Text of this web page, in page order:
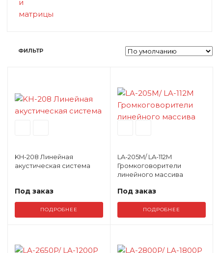
ФИЛЬТР
KH-208 Линейная
акустическая система
Под заказ
ПОДРОБНЕЕ
LA-205M/ LA-112M
Громкоговорители
линейного массива
Под заказ
ПОДРОБНЕЕ